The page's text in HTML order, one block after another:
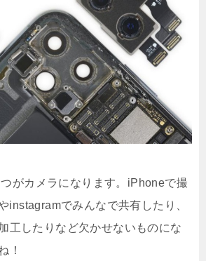
がカメラになります。iPhoneで撮
instagramでみんなで共有したり、
工したりなど欠かせないものにな
！